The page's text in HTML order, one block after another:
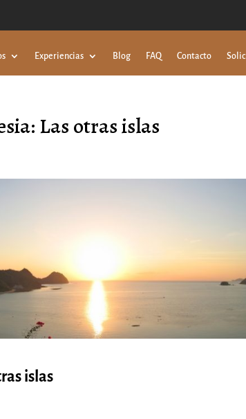
Experiencias Blog FAQ Contacto
Las otras islas
islas